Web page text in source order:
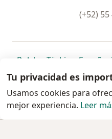
(+52) 55
Polska se abre en una
Türkiye se abre
España
Portugal
se abre en
México seChile
Tu privacidad es
Usamos cookies para
mejor experiencia. Leer